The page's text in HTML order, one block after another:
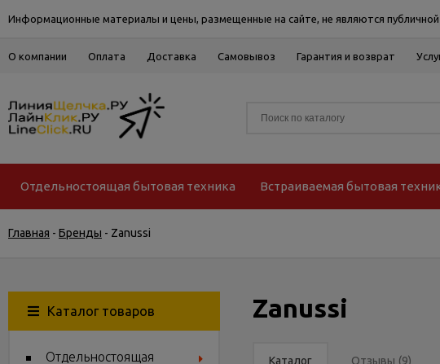
Информационные материалы и цены, размещенные на сайте, не являются
О компании Оплата Доставка Самовывоз Гарантия и возврат
Отдельностоящая бытовая техника Встраиваемая бытовая
Главная - Бренды - Zanussi
Zanussi
Каталог Отзывы (9)
Каталог товаров
Отдельностоящая